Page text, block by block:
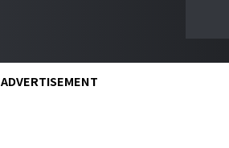
ADVERTISEMENT